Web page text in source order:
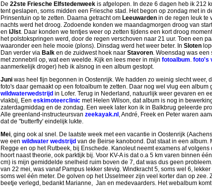
De 22ste Friesche Elfstedenweek is afgelopen. In deze 6 dagen heb ik 212
tent geslapen, soms midden een Friesche stad. Het begon op zondag met in
Prinsentuin op te zetten. Daarna getracht om Leeuwarden in de regen leuk te
nachts werd het droog. Zodoende konden we maandagmorgen droog van
en IJlst. Daar konden we tentjes weer op zetten tijdens een kort droog
het polstokspringen werd, door de regen verschoven naar 21 uur. Toen een
waaronder een hele mooie (plons). Dinsdag werd het weer beter. In Sloten
Dan verder via Balk en de zuidwest hoek naar Stavoren. Woensdag was
met zonnebril op, wat een weelde. Kijk en lees meer in mijn fotoalbum. foto's
aanmerkelijk droger) heb ik alsnog in een album gestopt.
Juni was heel fijn begonnen in Oostenrijk. We hadden zo weinig slecht weer,
foto's daar gemaakt op een fotoalbum te zetten. Daar nog wel vlug een album
wildwaterwedstrijd in Lofer. Terug in Nederland, natuurlijk weer gevaren en
vlakbij, Een eskimoteerclinic met Helen Wilson, dat album is nog in
zaterdagmiddag en de zondag. Een week later kon ik in Balkbrug geleerde
Alle greenland-instructeursvan zeekayak.nl , André, Freek en Peter waren
dat de "butterfly' eindelijk lukte.
Mei, ging ook al snel. De laatste week met een vacantie in Oostenrijk
we een wildwater wedstrijd van de Beirse kanobond. Dat staat in een album.
Regge en op het Rutbeek, bij Enschede. Kanoleut neemt examens af
hoort naast theorie, ook parktijk bij. Voor KV-A is dat o.a 5 km varen binnen
cm) is mijn gemiddelde snelheid ruim boven de 7, dat was dus geen
van 22 mei, was vanaf Pampus lekker stevig. Windkracht 5, soms wel 6,
soms wel één meter. De golven op het IJsselmeer zijn veel korter dan op zee.
beetje verlegd, bedankt Marianne, Jan en medevaarders. Het webalbum